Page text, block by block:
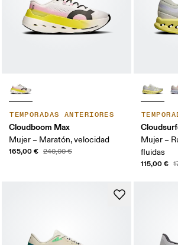
TEMPORADAS ANTERIORES
Cloudboom Max
Mujer – Maratón, velocidad
165,00 € 240,00 €
Mujer –
fluidas
115,00 €